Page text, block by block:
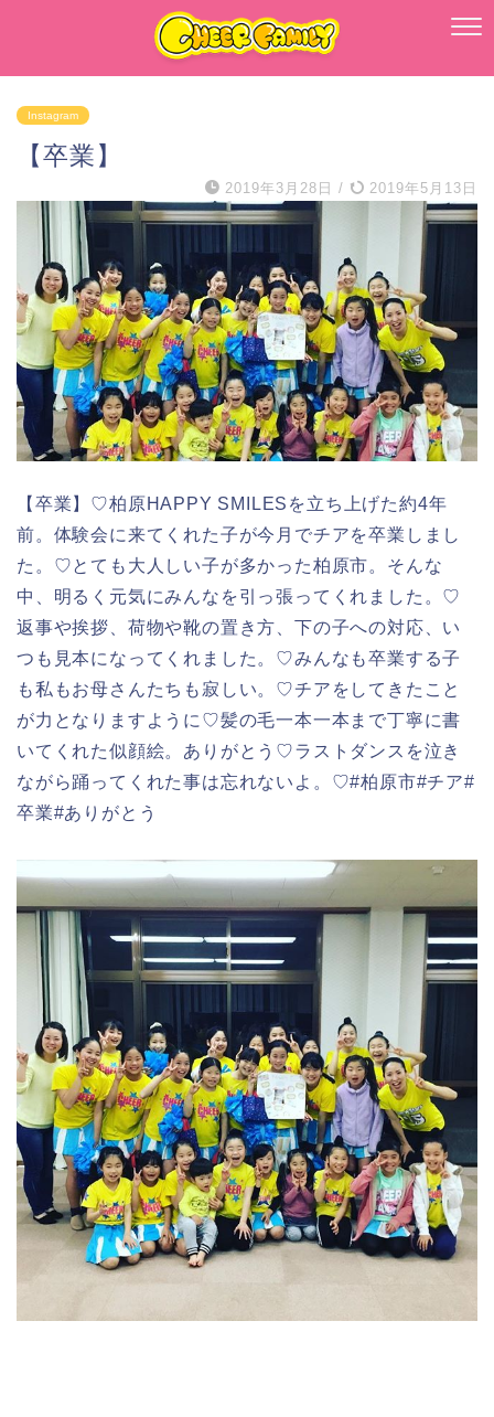
Instagram
【卒業】
2019年3月28日 / 2019年5月13日
【卒業】♡柏原HAPPY SMILESを立ち上げた約4年
前。体験会に来てくれた子が今月でチアを卒業しまし
た。♡とても大人しい子が多かった柏原市。そんな
中、明るく元気にみんなを引っ張ってくれました。♡
返事や挨拶、荷物や靴の置き方、下の子への対応、い
つも見本になってくれました。♡みんなも卒業する子
も私もお母さんたちも寂しい。♡チアをしてきたこと
が力となりますように♡髪の毛一本一本まで丁寧に書
いてくれた似顔絵。ありがとう♡ラストダンスを泣き
ながら踊ってくれた事は忘れないよ。♡#柏原市#チア#
卒業#ありがとう